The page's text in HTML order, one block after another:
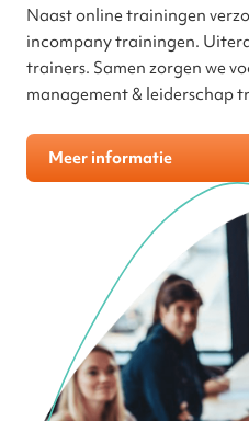
Naast online trainingen
incompany trainingen.
trainers. Samen zorgen we
management & leiderschap
Meer informatie